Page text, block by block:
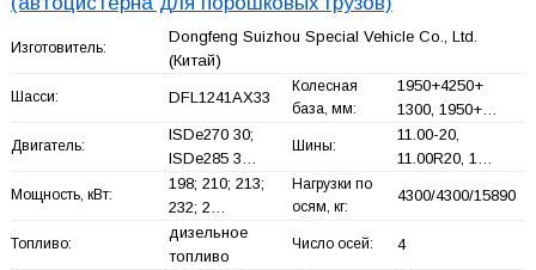
Изготовитель:
Dongfeng Suizhou Special Vehicle Co., Ltd.
(Китай)
Шасси: DFL1241AX33
Колесная
база, мм:
1950+4250+
1300, 1950+…
Двигатель:
ISDe270 30;
ISDe285 3…
Шины:
11.00-20,
11.00R20, 1…
Мощность, кВт:
198; 210; 213;
232; 2…
Нагрузки по
осям, кг:
4300/4300/15890
Топливо:
дизельное
топливо
Число осей: 4